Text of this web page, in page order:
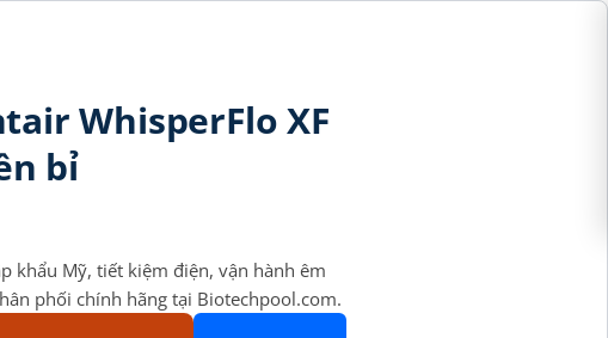
WhisperFlo XF
bỉ
khẩu Mỹ, tiết kiệm điện, vận hành êm
phối chính hãng tại Biotechpool.com.